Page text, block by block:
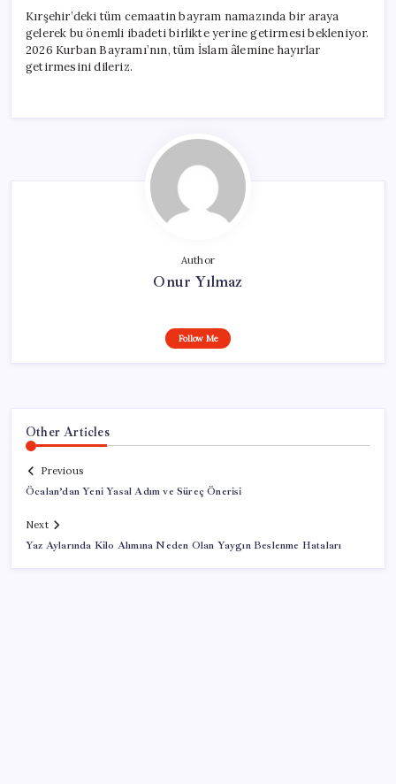
Kırşehir’deki tüm cemaatin bayram namazında bir araya
gelerek bu önemli ibadeti birlikte yerine getirmesi bekleniyor.
2026 Kurban Bayramı’nın, tüm İslam âlemine hayırlar
getirmesini dileriz.
Author
Onur Yılmaz
Follow Me
Other Articles
Previous
Öcalan’dan Yeni Yasal Adım ve Süreç Önerisi
Next
Yaz Aylarında Kilo Alımına Neden Olan Yaygın Beslenme Hataları